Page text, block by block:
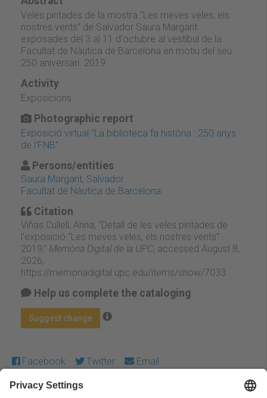
Veles pintades de la mostra "Les meves veles, els
nostres vents" de Salvador Saura Margarit
exposades del 3 al 11 d'octubre al vestíbul de la
Facultat de Nàutica de Barcelona en motiu del seu
250 aniversari. 2019
Activity
Exposicions
Photographic report
Exposició virtual "La biblioteca fa història : 250 anys
de l'FNB"
Persons/entities
Saura Margarit, Salvador
Facultat de Nàutica de Barcelona
Citation
Viñas Cullell, Anna, “Detall de les veles pintades de
l'exposició "Les meves veles, els nostres vents" .
2019,” Memòria Digital de la UPC, accessed August 8,
2026,
https://memoriadigital.upc.edu/items/show/7033
Help us complete the cataloging
Suggest change
Facebook Twitter Email